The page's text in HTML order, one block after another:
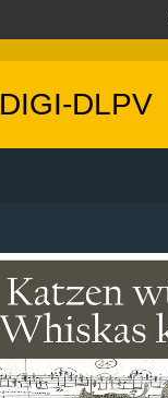
DIGI-DLPV